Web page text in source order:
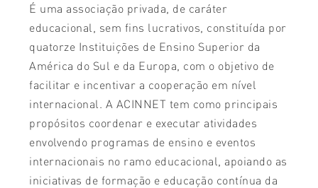
É uma associação privada, de caráter
educacional, sem fins lucrativos, constituída por
quatorze Instituições de Ensino Superior da
América do Sul e da Europa, com o objetivo de
facilitar e incentivar a cooperação em nível
internacional. A ACINNET tem como principais
propósitos coordenar e executar atividades
envolvendo programas de ensino e eventos
internacionais no ramo educacional, apoiando as
iniciativas de formação e educação contínua da